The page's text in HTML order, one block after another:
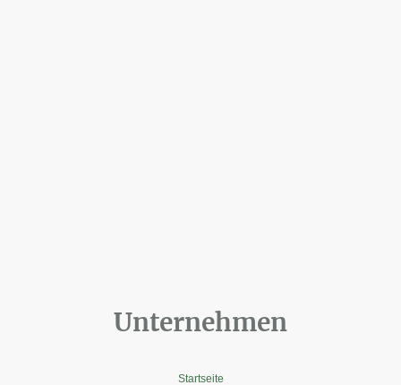
Unternehmen
Startseite